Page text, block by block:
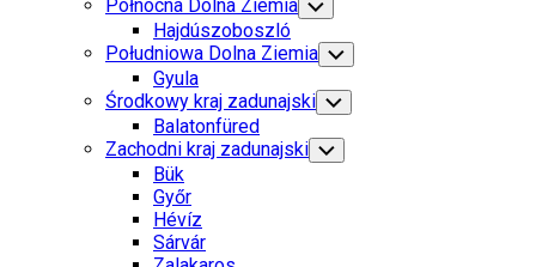
Północna Dolna Ziemia Toggle
Child
Menu
Hajdúszoboszló
Południowa Dolna Ziemia Toggle
Child
Menu
Gyula
Środkowy kraj zadunajski Toggle
Child
Menu
Balatonfüred
Zachodni kraj zadunajski Toggle
Child
Bük
Győr
Hévíz
Sárvár